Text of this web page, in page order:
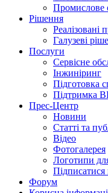
Промислове
Рішення
Реалізовані
Галузеві
Послуги
Сервісне
Інжиніринг
Підготовка
Підтримка
Прес-Центр
Новини
Статті та
Відео
Фотогалерея
Логотипи
Форум